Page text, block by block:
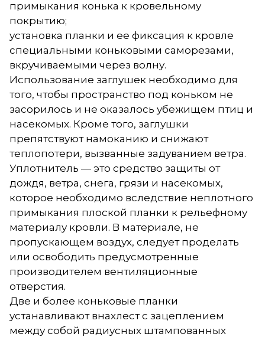
примыкания конька к кровельному
покрытию;
установка планки и ее фиксация к кровле
специальными коньковыми саморезами,
вкручиваемыми через волну.
Использование заглушек необходимо для
того, чтобы пространство под коньком не
засорилось и не оказалось убежищем птиц и
насекомых. Кроме того, заглушки
препятствуют намоканию и снижают
теплопотери, вызванные задуванием ветра.
Уплотнитель — это средство защиты от
дождя, ветра, снега, грязи и насекомых,
которое необходимо вследствие неплотного
примыкания плоской планки к рельефному
материалу кровли. В материале, не
пропускающем воздух, следует проделать
или освободить предусмотренные
производителем вентиляционные
отверстия.
Две и более коньковые планки
устанавливают внахлест с зацеплением
между собой радиусных штампованных